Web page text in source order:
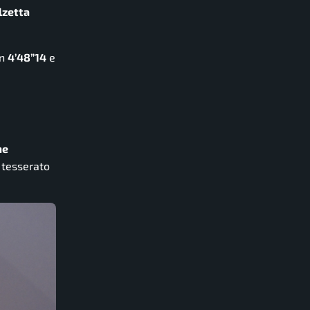
4’48”14 e
tesserato